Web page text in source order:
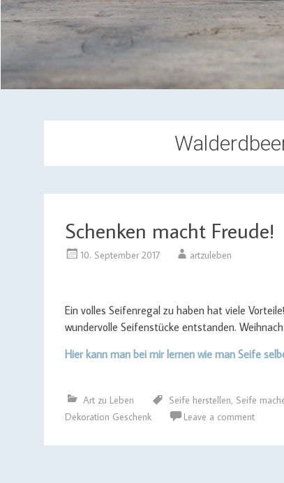
Schenken macht Freude!
10. September 2017 artzuleben
Ein volles Seifenregal zu haben hat viele
wundervolle Seifenstücke entstanden.
Hier kann man bei mir lernen wie man Seife
Art zu Leben Seife herstellen, Seife
Dekoration Geschenk
Leave a comment